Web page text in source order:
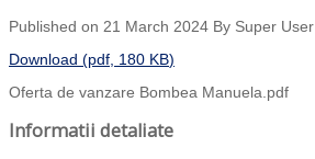
Published on 21 March 2024 By Super User
Download (pdf, 180 KB)
Oferta de vanzare Bombea Manuela.pdf
Informatii detaliate